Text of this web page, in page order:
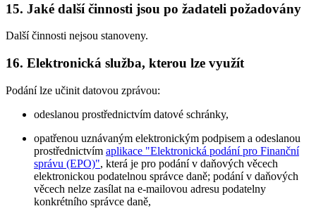
15. Jaké další činnosti jsou po žadateli požadovány
Další činnosti nejsou stanoveny.
16. Elektronická služba, kterou lze využít
Podání lze učinit datovou zprávou:
odeslanou prostřednictvím datové schránky,
opatřenou uznávaným elektronickým podpisem a odeslanou
prostřednictvím aplikace "Elektronická podání pro Finanční
správu (EPO)", která je pro podání v daňových věcech
elektronickou podatelnou správce daně; podání v daňových
věcech nelze zasílat na e-mailovou adresu podatelny
konkrétního správce daně,